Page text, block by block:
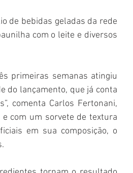
de bebidas geladas da rede
com o leite e diversos
primeiras semanas atingiu
do lançamento, que já conta
comenta Carlos Fertonani,
com um sorvete de textura
em sua composição, o